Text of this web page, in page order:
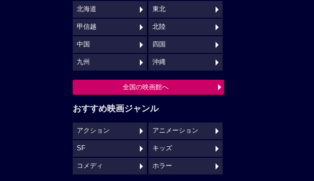
北海道 東北
甲信越 北陸
中国 四国
九州 沖縄
全国の映画館へ
おすすめ映画ジャンル
アクション アニメーション
SF キッズ
コメディ ホラー